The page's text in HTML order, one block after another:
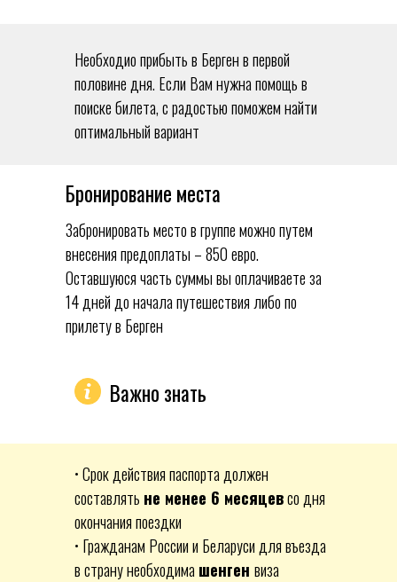
Бронирование места
Забронировать место в группе можно путем
внесения предоплаты – 850 евро.
Оставшуюся часть суммы вы оплачиваете за
14 дней до начала путешествия либо по
прилету в Берген
Необходио прибыть в Берген в первой
половине дня. Если Вам нужна помощь в
поиске билета, с радостью поможем найти
оптимальный вариант
• Срок действия паспорта должен
составлять не менее 6 месяцевсо дня
окончания поездки
• Гражданам России и Беларуси для въезда
в страну необходима шенген виза
Важно знать